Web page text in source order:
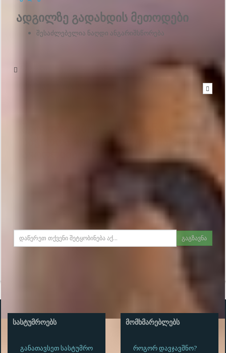
ადგილზე გადახდის მეთოდები
შესაძლებელია ნაღდი ანგარიშსწორება
მიწერეთ სასტუმროს - სასტუმროდან პასუხი მოგივათ ელ-
საჭიროა ვებგვერდზე გაიაროთ
გაგზავნა
ᲡᲐᲡᲢᲣᲛᲠᲝᲔᲑᲡ
განათავსეთ სასტუმრო
ᲛᲝᲛᲮᲛᲐᲠᲔᲑᲚᲔᲑᲡ
როგორ დავჯავშნო?